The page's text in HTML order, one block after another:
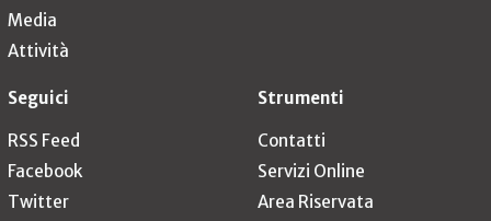
Media
Attività
Seguici
RSS Feed
Facebook
Twitter
Strumenti
Contatti
Servizi Online
Area Riservata